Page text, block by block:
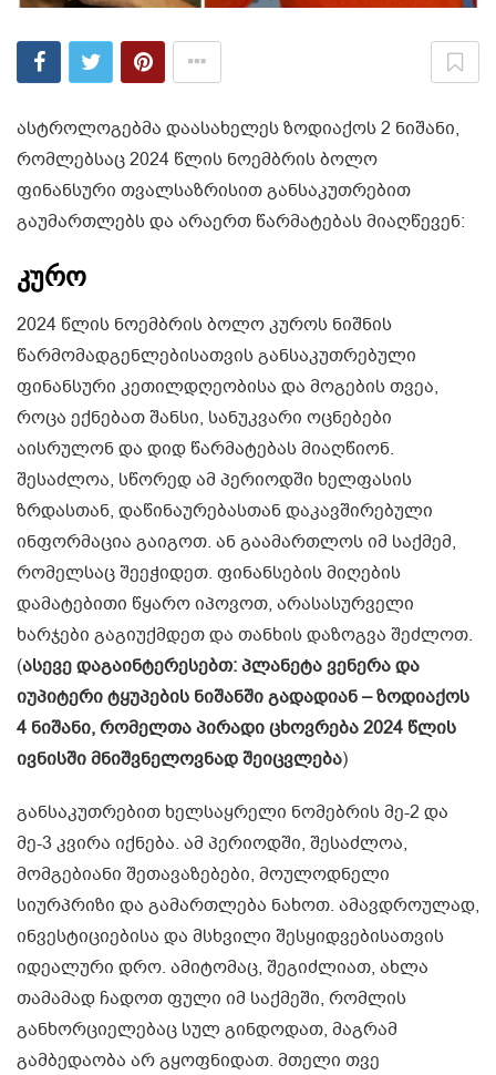
ასტროლოგებმა დაასახელეს ზოდიაქოს 2 ნიშანი,
რომლებსაც 2024 წლის ნოემბრის ბოლო
ფინანსური თვალსაზრისით განსაკუთრებით
გაუმართლებს და არაერთ წარმატებას მიაღწევენ:
კურო
2024 წლის ნოემბრის ბოლო კუროს ნიშნის
წარმომადგენლებისათვის განსაკუთრებული
ფინანსური კეთილდღეობისა და მოგების თვეა,
როცა ექნებათ შანსი, სანუკვარი ოცნებები
აისრულონ და დიდ წარმატებას მიაღწიონ.
შესაძლოა, სწორედ ამ პერიოდში ხელფასის
ზრდასთან, დაწინაურებასთან დაკავშირებული
ინფორმაცია გაიგოთ. ან გაამართლოს იმ საქმემ,
რომელსაც შეეჭიდეთ. ფინანსების მიღების
დამატებითი წყარო იპოვოთ, არასასურველი
ხარჯები გაგიუქმდეთ და თანხის დაზოგვა შეძლოთ.
(ასევე დაგაინტერესებთ:პლანეტა ვენერა და
იუპიტერი ტყუპების ნიშანში გადადიან – ზოდიაქოს
4 ნიშანი, რომელთა პირადი ცხოვრება 2024 წლის
ივნისში მნიშვნელოვნად შეიცვლება)
განსაკუთრებით ხელსაყრელი ნომებრის მე-2 და
მე-3 კვირა იქნება. ამ პერიოდში, შესაძლოა,
მომგებიანი შეთავაზებები, მოულოდნელი
სიურპრიზი და გამართლება ნახოთ. ამავდროულად,
ინვესტიციებისა და მსხვილი შესყიდვებისათვის
იდეალური დრო. ამიტომაც, შეგიძლიათ, ახლა
თამამად ჩადოთ ფული იმ საქმეში, რომლის
განხორციელებაც სულ გინდოდათ, მაგრამ
გამბედაობა არ გყოფნიდათ. მთელი თვე